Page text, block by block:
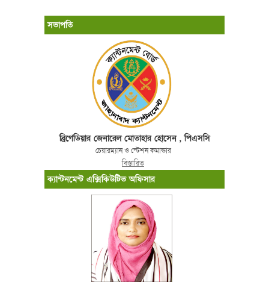
সভাপতি
ব্রিগেডিয়ার জেনারেল মোতাহার হোসেন , পিএসসি
চেয়ারম্যান ও স্টেশন কমান্ডার
বিস্তারিত
ক্যান্টনমেন্ট এক্সিকিউটিভ অফিসার